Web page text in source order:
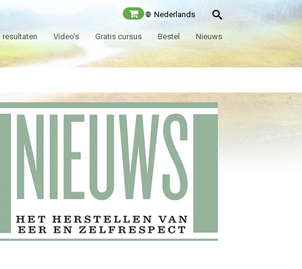
Nederlands
resultaten Video’s Gratis cursus Bestel Nieuws